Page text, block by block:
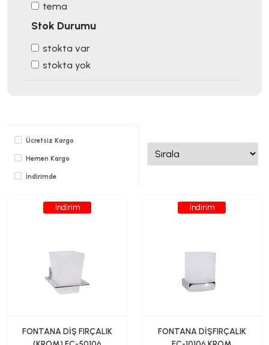
tema
Stok Durumu
stokta var
stokta yok
Ücretsiz Kargo
Hemen Kargo
İndirimde
İndirim
FONTANA DİŞ FIRÇALIK
İndirim
FONTANA DİŞFIRÇALIK